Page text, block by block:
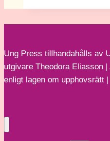
Ung Press tillhandahålls av
utgivare Theodora Eliasson
enligt lagen om upphovsrätt